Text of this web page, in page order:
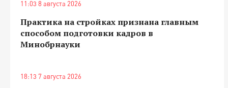
11:03 8 августа 2026
Практика на стройках признана главным
способом подготовки кадров в
Минобрнауки
18:13 7 августа 2026